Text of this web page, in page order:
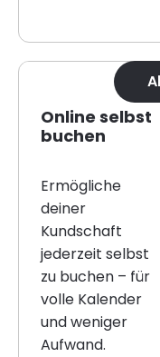
Online selbst
buchen
Ermögliche
deiner
Kundschaft
jederzeit selbst
zu buchen – für
volle Kalender
und weniger
Aufwand.